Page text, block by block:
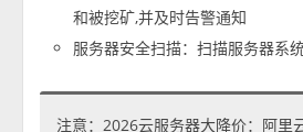
和被挖矿,并及时告警通知
服务器安全扫描：扫描服务器系
注意：2026云服务器大降价：阿里